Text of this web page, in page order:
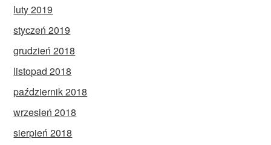
luty 2019
styczeń 2019
grudzień 2018
listopad 2018
październik 2018
wrzesień 2018
sierpień 2018